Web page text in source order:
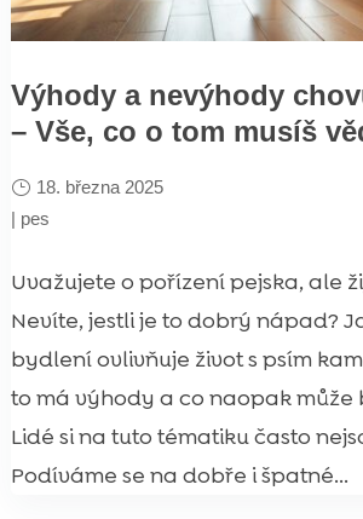
Výhody a nevýhody
– Vše, co o tom musíš
18. března 2025
| pes
Uvažujete o pořízení pejska, ale
Nevíte, jestli je to dobrý nápad?
bydlení ovlivňuje život s psím
to má výhody a co naopak může
Lidé si na tuto tématiku často
Podíváme se na dobře i špatné...